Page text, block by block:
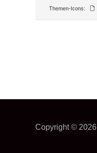
Themen-Icons:
Copyright © 2026